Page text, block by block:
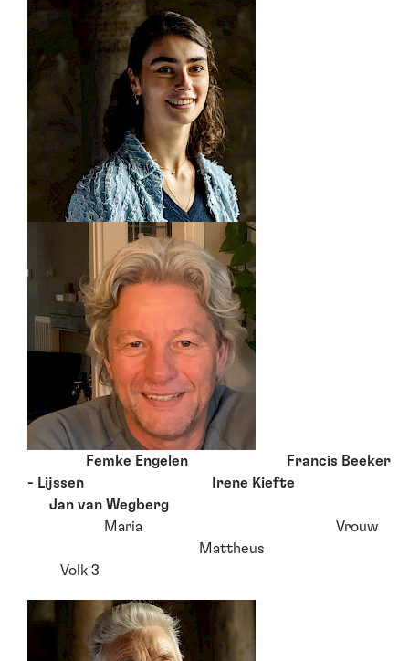
Femke Engelen Francis Beeker
- Lijssen Irene Kiefte
Jan van Wegberg
Maria Vrouw
Mattheus
Volk 3